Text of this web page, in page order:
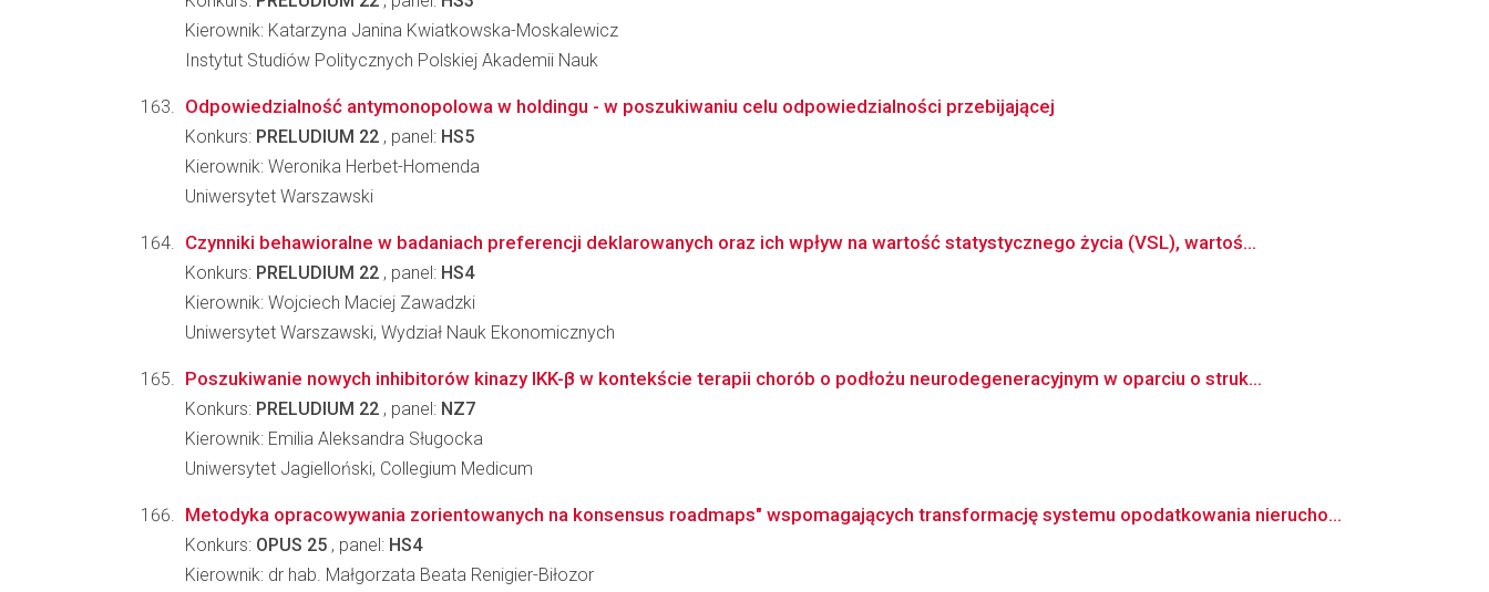
Kierownik: Katarzyna Janina Kwiatkowska-Moskalewicz
Instytut Studiów Politycznych Polskiej Akademii Nauk
Odpowiedzialność antymonopolowa w holdingu - w poszukiwaniu celu odpowiedzialności przebijającej
Konkurs: PRELUDIUM 22 , panel: HS5
Kierownik: Weronika Herbet-Homenda
Uniwersytet Warszawski
Czynniki behawioralne w badaniach preferencji deklarowanych oraz ich wpływ na wartość statystycznego życia (VSL), wartoś...
Konkurs: PRELUDIUM 22 , panel: HS4
Kierownik: Wojciech Maciej Zawadzki
Uniwersytet Warszawski, Wydział Nauk Ekonomicznych
Poszukiwanie nowych inhibitorów kinazy IKK-β w kontekście terapii chorób o podłożu neurodegeneracyjnym w oparciu o struk...
Konkurs: PRELUDIUM 22 , panel: NZ7
Kierownik: Emilia Aleksandra Sługocka
Uniwersytet Jagielloński, Collegium Medicum
Metodyka opracowywania zorientowanych na konsensus roadmaps" wspomagających transformację systemu opodatkowania nierucho...
Konkurs: OPUS 25 , panel: HS4
Kierownik: dr hab. Małgorzata Beata Renigier-Biłozor